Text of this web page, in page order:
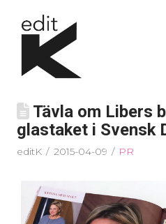
Tävla om Libers
glastaket i Svensk
editK 2015-04-09 PR